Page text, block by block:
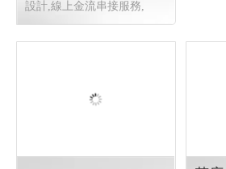
客製化網站管理後台 , 關鍵字